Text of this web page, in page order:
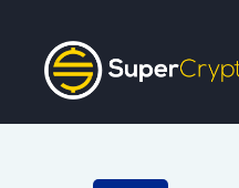
Chỉ Số SCN30
Tin Tức
Quan Điểm